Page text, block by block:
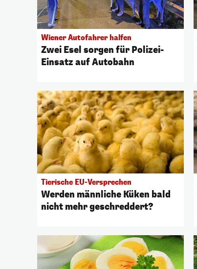
Wiener Autofahrer halfen
Zwei Esel sorgen für Polizei-
Einsatz auf Autobahn
Tierische EU-Versprechen
Werden männliche Küken bald
nicht mehr geschreddert?